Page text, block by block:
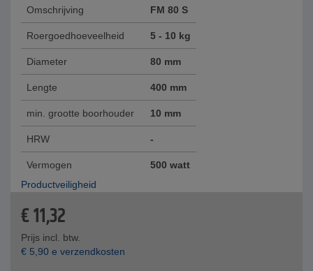
Omschrijving FM 80 S
Roergoedhoeveelheid 5 - 10 kg
Diameter 80 mm
Lengte 400 mm
min. grootte boorhouder 10 mm
HRW -
Vermogen
500 watt
Productveiligheid
€11,32
Prijs incl. btw.
€ 5,90 e verzendkosten